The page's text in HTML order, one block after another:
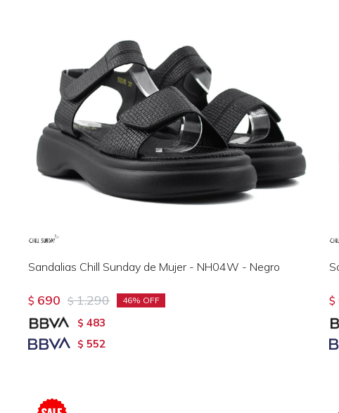
Sandalias Chill Sunday de Mujer - NH04W - Negro
$ 690 $ 1.290 46
$ 483
$ 552
$